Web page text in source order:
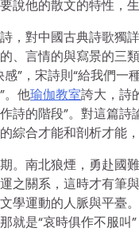
說他的散文的特性，
，對中國古典詩歌獨
、言情的與寫景的三
”，宋詩則“給我們一
。他瑜伽教室誇大，詩
詩的階段”。對這篇
綜合才能和剖析才能
。南北狼煙，勇赴國
之關系，這時才有筆
學運動的人脈與平臺
是“哀時俱作不服叫